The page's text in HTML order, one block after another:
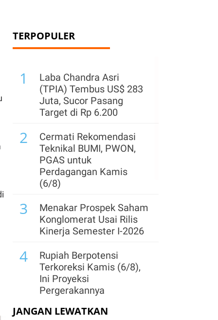
TERPOPULER
1
Laba Chandra Asri
(TPIA) Tembus US$ 283
Juta, Sucor Pasang
Target di Rp 6.200
2
Cermati Rekomendasi
Teknikal BUMI, PWON,
PGAS untuk
Perdagangan Kamis
(6/8)
3
Menakar Prospek Saham
Konglomerat Usai Rilis
Kinerja Semester I-2026
4
Rupiah Berpotensi
Terkoreksi Kamis (6/8),
Ini Proyeksi
Pergerakannya
5
IHSG Menguat Dua Hari
JANGAN LEWATKAN